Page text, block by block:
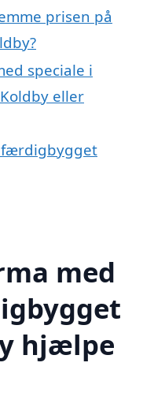
prisen på
speciale i
eller
færdigbygget
med
hjælpe